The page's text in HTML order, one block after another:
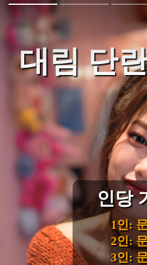
대림 단
인당
1인:
2인:
3인: